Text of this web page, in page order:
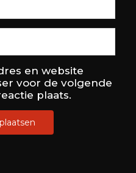
en website
voor de volgende
plaats.